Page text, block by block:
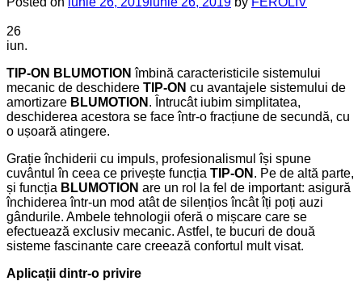
26
iun.
TIP-ON BLUMOTION îmbină caracteristicile sistemului
mecanic de deschidere TIP-ON cu avantajele sistemului de
amortizare BLUMOTION . Întrucât iubim simplitatea,
deschiderea acestora se face într-o fracțiune de secundă, cu
o ușoară atingere.
Grație închiderii cu impuls, profesionalismul își spune
cuvântul în ceea ce privește funcția TIP-ON . Pe de altă parte,
și funcția BLUMOTION are un rol la fel de important: asigură
închiderea într-un mod atât de silențios încât îți poți auzi
gândurile. Ambele tehnologii oferă o mișcare care se
efectuează exclusiv mecanic. Astfel, te bucuri de două
sisteme fascinante care creează confortul mult visat.
Aplicații dintr-o privire